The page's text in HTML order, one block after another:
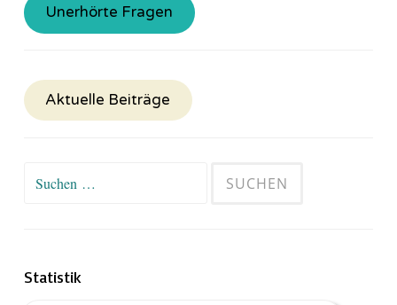
Unerhörte Fragen
Aktuelle Beiträge
Suchen
Statistik